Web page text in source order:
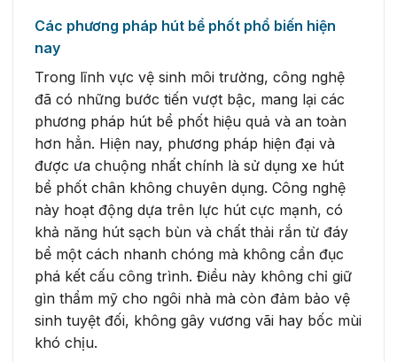
Các phương pháp hút bể phốt phổ biến hiện
nay
Trong lĩnh vực vệ sinh môi trường, công nghệ
đã có những bước tiến vượt bậc, mang lại các
phương pháp hút bể phốt hiệu quả và an toàn
hơn hẳn. Hiện nay, phương pháp hiện đại và
được ưa chuộng nhất chính là sử dụng xe hút
bể phốt chân không chuyên dụng. Công nghệ
này hoạt động dựa trên lực hút cực mạnh, có
khả năng hút sạch bùn và chất thải rắn từ đáy
bể một cách nhanh chóng mà không cần đục
phá kết cấu công trình. Điều này không chỉ giữ
gìn thẩm mỹ cho ngôi nhà mà còn đảm bảo vệ
sinh tuyệt đối, không gây vương vãi hay bốc mùi
khó chịu.